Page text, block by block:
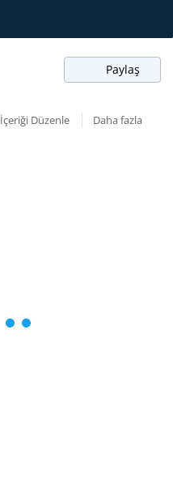
Paylaş
İçeriği Düzenle
Daha fazla